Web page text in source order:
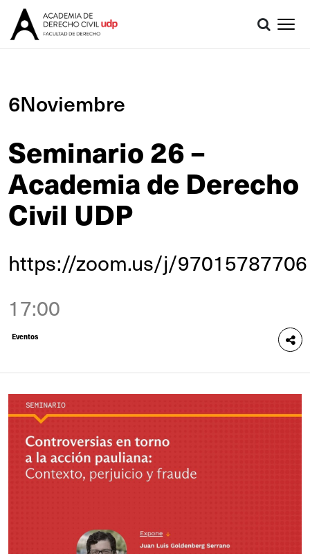
6Noviembre
Seminario 26 –
Academia de Derecho
Civil UDP
https://zoom.us/j/97015787706
17:00
Eventos